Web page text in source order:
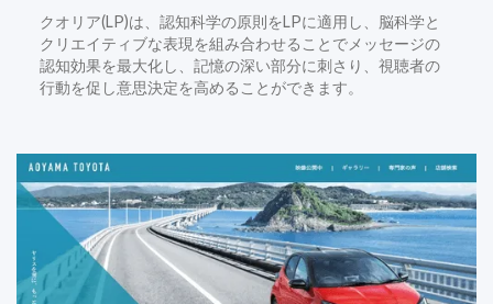
クオリア(LP)は、認知科学の原則をLPに適用し、脳科学と
クリエイティブな表現を組み合わせることでメッセージの
認知効果を最大化し、記憶の深い部分に刺さり、視聴者の
行動を促し意思決定を高めることができます。